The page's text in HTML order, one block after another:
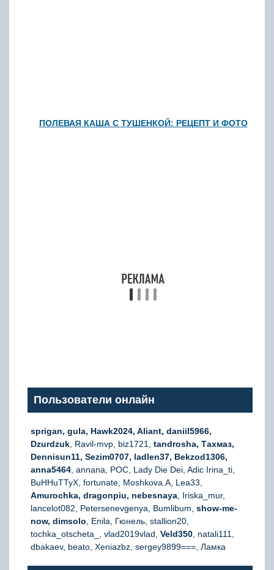
ПОЛЕВАЯ КАША С ТУШЕНКОЙ: РЕЦЕПТ И ФОТО
Пользователи онлайн
sprigan, gula, Hawk2024, Aliant, daniil5966,
Dzurdzuk , Ravil-mvp, biz1721, tandrosha, Тахмаз,
Dennisun11, Sezim0707, ladlen37, Bekzod1306,
anna5464 , annana, РОС, Lady Die Dei, Adic Irina_ti,
BuHHuTTyX, fortunate, Moshkova.A, Lea33,
Amurochka, dragonpiu, nebesnaya , Iriska_mur,
lancelot082, Petersenevgenya, Bumlibum, show-me-
now, dimsolo , Enila, Гюнель, stallion20,
tochka_otscheta_, vlad2019vlad, Veld350 , natali111,
dbakaev, beato, Xeniazbz, sergey9899===, Ламка